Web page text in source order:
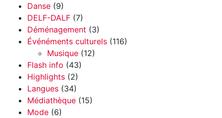
Danse (9)
DELF-DALF (7)
Déménagement (3)
Événéments culturels (116)
Musique (12)
Flash info (43)
Highlights (2)
Langues (34)
Médiathèque (15)
Mode (6)